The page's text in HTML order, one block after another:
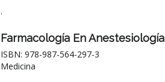
.
Farmacología En Anestesiología
ISBN: 978-987-564-297-3
Medicina